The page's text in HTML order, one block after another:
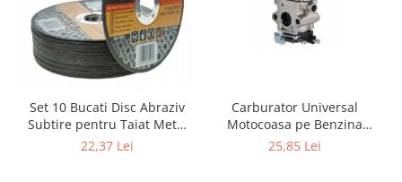
Set 10 Bucati Disc Abraziv
Subtire pentru Taiat Metal
si Inox 125 x 1 x 22.2 mm,
22,37 Lei
Carburator Universal
Motocoasa pe Benzina
(Motoare 2 Timpi),
25,85 Lei